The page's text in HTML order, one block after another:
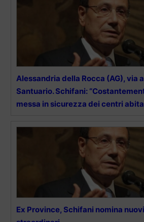
Alessandria della Rocca (AG), via
Santuario. Schifani:
messa in sicurezza dei centri
Ex Province, Schifani nomina